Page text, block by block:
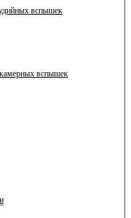
вспышек
вспышек